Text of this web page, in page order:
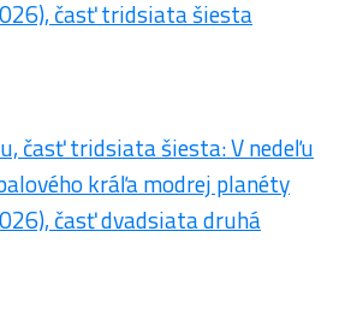
časť tridsiata šiesta: V nedeľu
kráľa modrej planéty